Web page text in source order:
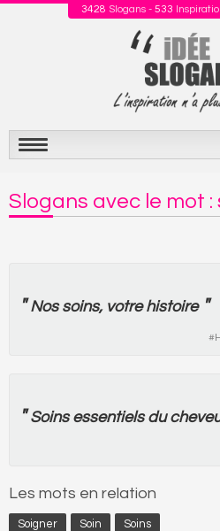
3428 Slogans - 533
Aller
contenu
Slogans avec le mot :
" Nos soins, votre histoire "
#
" Soins essentiels du
Les mots en relation
Soigner Soin Soins